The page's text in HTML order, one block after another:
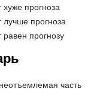
хуже прогноза
лучше прогноза
равен прогнозу
часть